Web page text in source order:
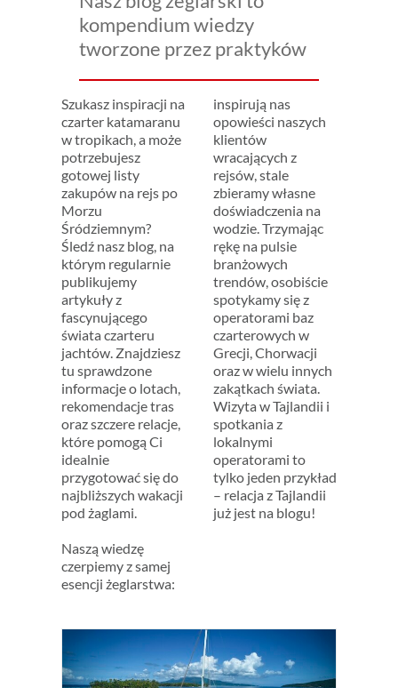
kompendium wiedzy
tworzone przez praktyków
Szukasz inspiracji na
czarter katamaranu
w tropikach, a może
potrzebujesz
gotowej listy
zakupów na rejs po
Morzu
Śródziemnym?
Śledź nasz blog, na
którym regularnie
publikujemy
artykuły z
fascynującego
świata czarteru
jachtów. Znajdziesz
tu sprawdzone
informacje o lotach,
rekomendacje tras
oraz szczere relacje,
które pomogą Ci
idealnie
przygotować się do
najbliższych wakacji
pod żaglami.
Naszą wiedzę
czerpiemy z samej
esencji żeglarstwa:
inspirują nas
opowieści naszych
klientów
wracających z
rejsów, stale
zbieramy własne
doświadczenia na
wodzie. Trzymając
rękę na pulsie
branżowych
trendów, osobiście
spotykamy się z
operatorami baz
czarterowych w
Grecji, Chorwacji
oraz w wielu innych
zakątkach świata.
Wizyta w Tajlandii i
spotkania z
lokalnymi
operatorami to
tylko jeden przykład
– relacja z Tajlandii
już jest na blogu!